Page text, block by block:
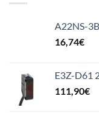
A22NS-
16,74€
E3Z-D61
111,90€